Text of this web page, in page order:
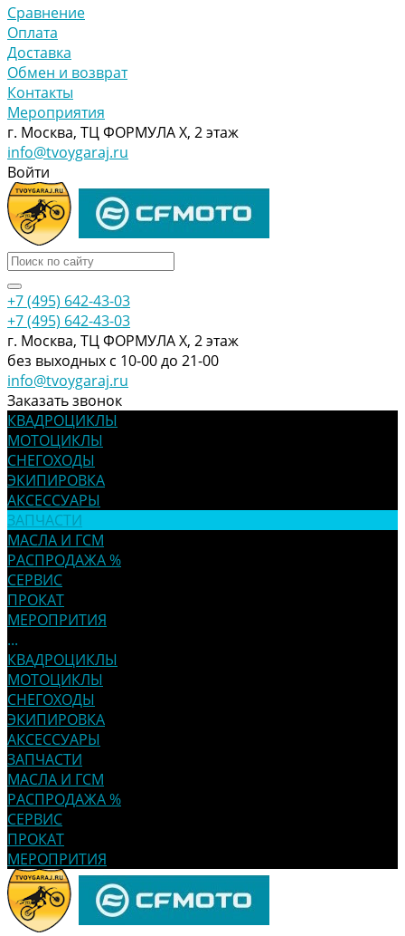
Сравнение
Оплата
Доставка
Обмен и возврат
Контакты
Мероприятия
г. Москва, ТЦ ФОРМУЛА Х, 2 этаж
info@tvoygaraj.ru
Войти
+7 (495) 642-43-03
+7 (495) 642-43-03
г. Москва, ТЦ ФОРМУЛА Х, 2 этаж
без выходных с 10-00 до 21-00
info@tvoygaraj.ru
Заказать звонок
КВАДРОЦИКЛЫ
МОТОЦИКЛЫ
СНЕГОХОДЫ
ЭКИПИРОВКА
АКСЕССУАРЫ
ЗАПЧАСТИ
МАСЛА И ГСМ
РАСПРОДАЖА %
СЕРВИС
ПРОКАТ
МЕРОПРИТИЯ
...
КВАДРОЦИКЛЫ
МОТОЦИКЛЫ
СНЕГОХОДЫ
ЭКИПИРОВКА
АКСЕССУАРЫ
ЗАПЧАСТИ
МАСЛА И ГСМ
РАСПРОДАЖА %
СЕРВИС
ПРОКАТ
МЕРОПРИТИЯ